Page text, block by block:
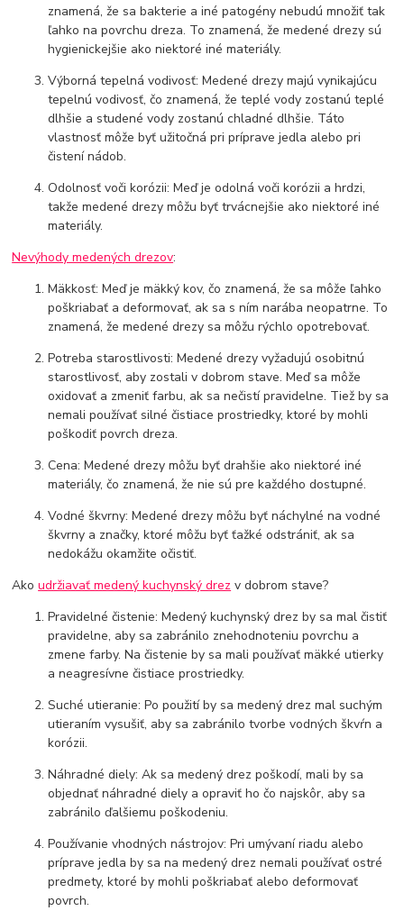
znamená, že sa bakterie a iné patogény nebudú množiť tak
ľahko na povrchu dreza. To znamená, že medené drezy sú
hygienickejšie ako niektoré iné materiály.
Výborná tepelná vodivosť: Medené drezy majú vynikajúcu
tepelnú vodivosť, čo znamená, že teplé vody zostanú teplé
dlhšie a studené vody zostanú chladné dlhšie. Táto
vlastnosť môže byť užitočná pri príprave jedla alebo pri
čistení nádob.
Odolnosť voči korózii: Meď je odolná voči korózii a hrdzi,
takže medené drezy môžu byť trvácnejšie ako niektoré iné
materiály.
Nevýhody medených drezov:
Mäkkosť: Meď je mäkký kov, čo znamená, že sa môže ľahko
poškriabať a deformovať, ak sa s ním narába neopatrne. To
znamená, že medené drezy sa môžu rýchlo opotrebovať.
Potreba starostlivosti: Medené drezy vyžadujú osobitnú
starostlivosť, aby zostali v dobrom stave. Meď sa môže
oxidovať a zmeniť farbu, ak sa nečistí pravidelne. Tiež by sa
nemali používať silné čistiace prostriedky, ktoré by mohli
poškodiť povrch dreza.
Cena: Medené drezy môžu byť drahšie ako niektoré iné
materiály, čo znamená, že nie sú pre každého dostupné.
Vodné škvrny: Medené drezy môžu byť náchylné na vodné
škvrny a značky, ktoré môžu byť ťažké odstrániť, ak sa
nedokážu okamžite očistiť.
Akoudržiavať medený kuchynský drez v dobrom stave?
Pravidelné čistenie: Medený kuchynský drez by sa mal čistiť
pravidelne, aby sa zabránilo znehodnoteniu povrchu a
zmene farby. Na čistenie by sa mali používať mäkké utierky
a neagresívne čistiace prostriedky.
Suché utieranie: Po použití by sa medený drez mal suchým
utieraním vysušiť, aby sa zabránilo tvorbe vodných škvŕn a
korózii.
Náhradné diely: Ak sa medený drez poškodí, mali by sa
objednať náhradné diely a opraviť ho čo najskôr, aby sa
zabránilo ďalšiemu poškodeniu.
Používanie vhodných nástrojov: Pri umývaní riadu alebo
príprave jedla by sa na medený drez nemali používať ostré
predmety, ktoré by mohli poškriabať alebo deformovať
povrch.